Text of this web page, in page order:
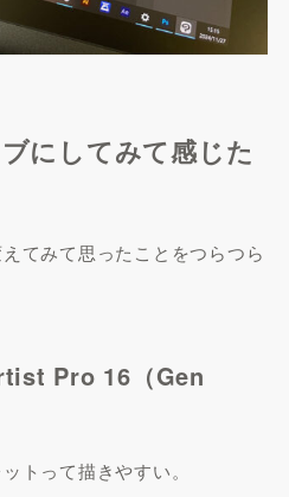
にしてみて感じた
てみて思ったことをつらつら
Pro 16（Gen
トって描きやすい。